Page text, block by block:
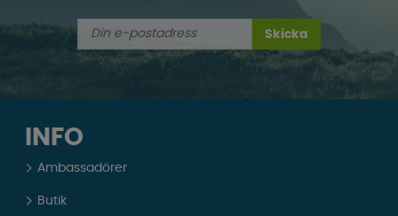
Skicka
INFO
Ambassadörer
Butik